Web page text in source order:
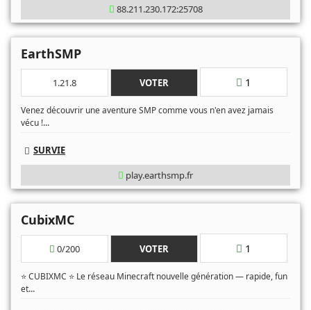
88.211.230.172:25708
EarthSMP
1.21.8 VOTER 1
Venez découvrir une aventure SMP comme vous n'en avez jamais
vécu !...
SURVIE
play.earthsmp.fr
CubixMC
0/200 VOTER 1
⭐ CUBIXMC ⭐ Le réseau Minecraft nouvelle génération — rapide, fun
et...